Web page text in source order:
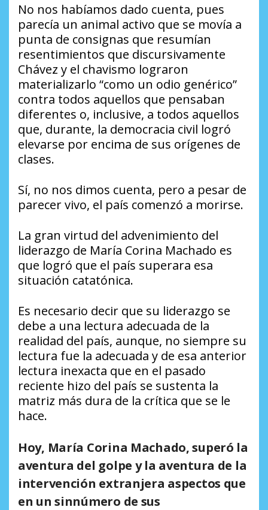
No nos habíamos dado cuenta, pues
parecía un animal activo que se movía a
punta de consignas que resumían
resentimientos que discursivamente
Chávez y el chavismo lograron
materializarlo “como un odio genérico”
contra todos aquellos que pensaban
diferentes o, inclusive, a todos aquellos
que, durante, la democracia civil logró
elevarse por encima de sus orígenes de
clases.
Sí, no nos dimos cuenta, pero a pesar de
parecer vivo, el país comenzó a morirse.
La gran virtud del advenimiento del
liderazgo de María Corina Machado es
que logró que el país superara esa
situación catatónica.
Es necesario decir que su liderazgo se
debe a una lectura adecuada de la
realidad del país, aunque, no siempre su
lectura fue la adecuada y de esa anterior
lectura inexacta que en el pasado
reciente hizo del país se sustenta la
matriz más dura de la crítica que se le
hace.
Hoy, María Corina Machado, superó la
aventura del golpe y la aventura de la
intervención extranjera aspectos que
en un sinnúmero de sus